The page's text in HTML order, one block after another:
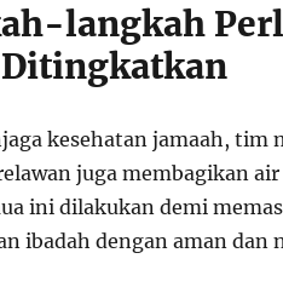
langkah
kesehatan jamaah, tim
juga membagikan
ini dilakukan demi
ibadah dengan aman dan